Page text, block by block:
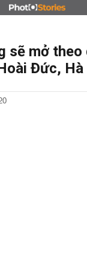
sẽ mở theo
Đức, Hà